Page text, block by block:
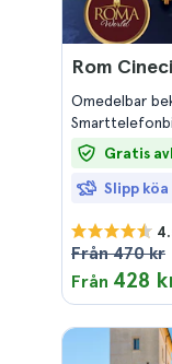
Rom
Omedelbar
Gratis
Slipp köa
Från 470 kr
Från 428